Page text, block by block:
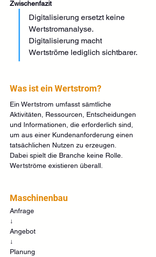
Zwischenfazit
Digitalisierung ersetzt keine
Wertstromanalyse.
Digitalisierung macht
Wertströme lediglich sichtbarer.
Was ist ein Wertstrom?
Ein Wertstrom umfasst sämtliche
Aktivitäten, Ressourcen, Entscheidungen
und Informationen, die erforderlich sind,
um aus einer Kundenanforderung einen
tatsächlichen Nutzen zu erzeugen.
Dabei spielt die Branche keine Rolle.
Wertströme existieren überall.
Maschinenbau
Anfrage
↓
Angebot
↓
Planung